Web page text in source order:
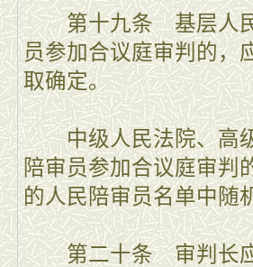
第十九条 基层人民
员参加合议庭审判的，
取确定。
中级人民法院、高级
陪审员参加合议庭审判
的人民陪审员名单中随
第二十条 审判长应